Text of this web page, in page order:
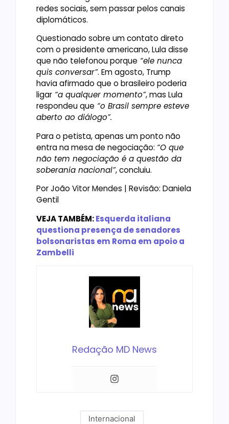
redes sociais, sem passar pelos canais
diplomáticos.
Questionado sobre um contato direto
com o presidente americano, Lula disse
que não telefonou porque “ele nunca
quis conversar”. Em agosto, Trump
havia afirmado que o brasileiro poderia
ligar “a qualquer momento”, mas Lula
respondeu que “o Brasil sempre esteve
aberto ao diálogo”.
Para o petista, apenas um ponto não
entra na mesa de negociação: “O que
não tem negociação é a questão da
soberania nacional”, concluiu.
Por João Vitor Mendes | Revisão: Daniela
Gentil
VEJA TAMBÉM:Esquerda italiana
questiona presença de senadores
bolsonaristas em Roma em apoio a
Zambelli
Redação MD News
Internacional